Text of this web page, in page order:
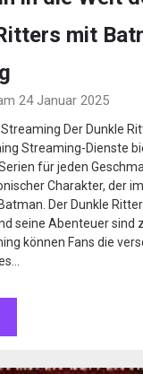
mit
24 Januar 2025
Der Dunkle
Streaming-Dienste
für jeden
Charakter, der
Der Dunkle
seine Abenteuer sind
können Fans die